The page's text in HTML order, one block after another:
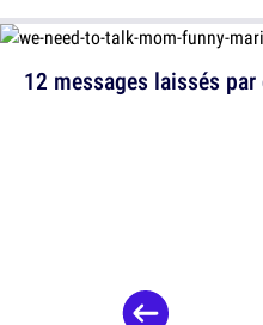
12 messages laissés